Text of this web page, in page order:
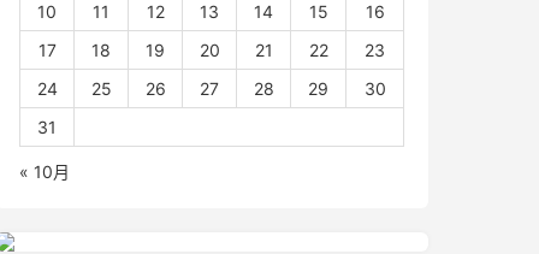
10
11 12 13 14 15
16
17
18 19 20 21 22
23
24
25 26 27 28 29
30
31
« 10月